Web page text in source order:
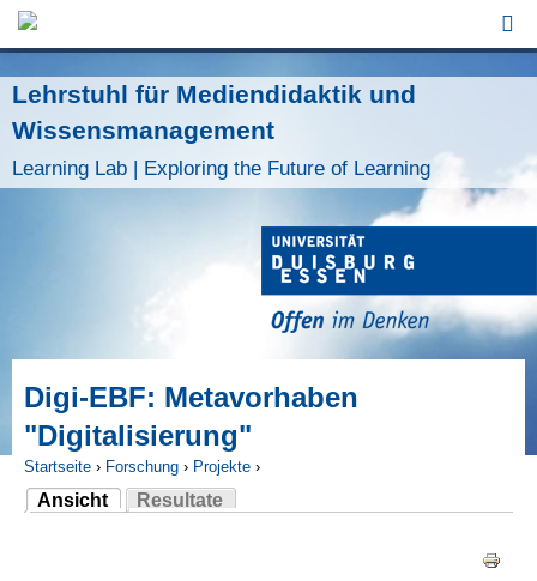
Lehrstuhl für Mediendidaktik und
Wissensmanagement
Learning Lab | Exploring the Future of Learning
Digi-EBF: Metavorhaben
"Digitalisierung"
Sie sind hier
Startseite › Forschung › Projekte ›
Ansicht
(aktiver Reiter)
Resultate